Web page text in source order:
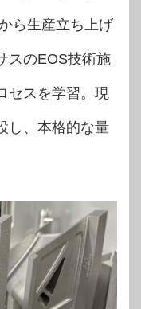
ら生産立ち上げ
スのEOS技術施
セスを学習。現
し、本格的な量